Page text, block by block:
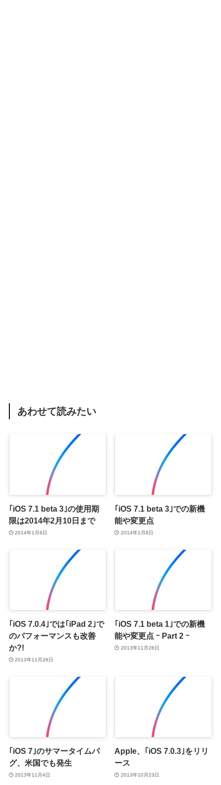
あわせて読みたい
｢iOS 7.1 beta 3｣の使用期
限は2014年2月10日まで
2014年1月8日
｢iOS 7.1 beta 3｣での新機
能や変更点
2014年1月8日
｢iOS 7.0.4｣では｢iPad 2｣で
のパフォーマンスも改善
か?!
2013年11月26日
｢iOS 7.1 beta 1｣での新機
能や変更点 ｰ Part 2 ｰ
2013年11月26日
｢iOS 7｣のサマータイムバ
グ、米国でも発生
2013年11月4日
Apple、｢iOS 7.0.3｣をリリ
ース
2013年10月23日